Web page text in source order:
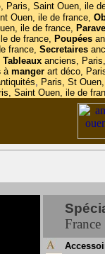
, Paris, Saint Ouen, ile
Ouen, ile de france,
ile de france,
de france, Poupées
france, Secretaires
Tableaux anciens,
àmanger art déco,
, Paris, St
Saint Ouen, ile de
France